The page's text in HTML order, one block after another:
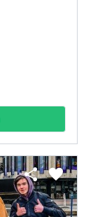
share favorite